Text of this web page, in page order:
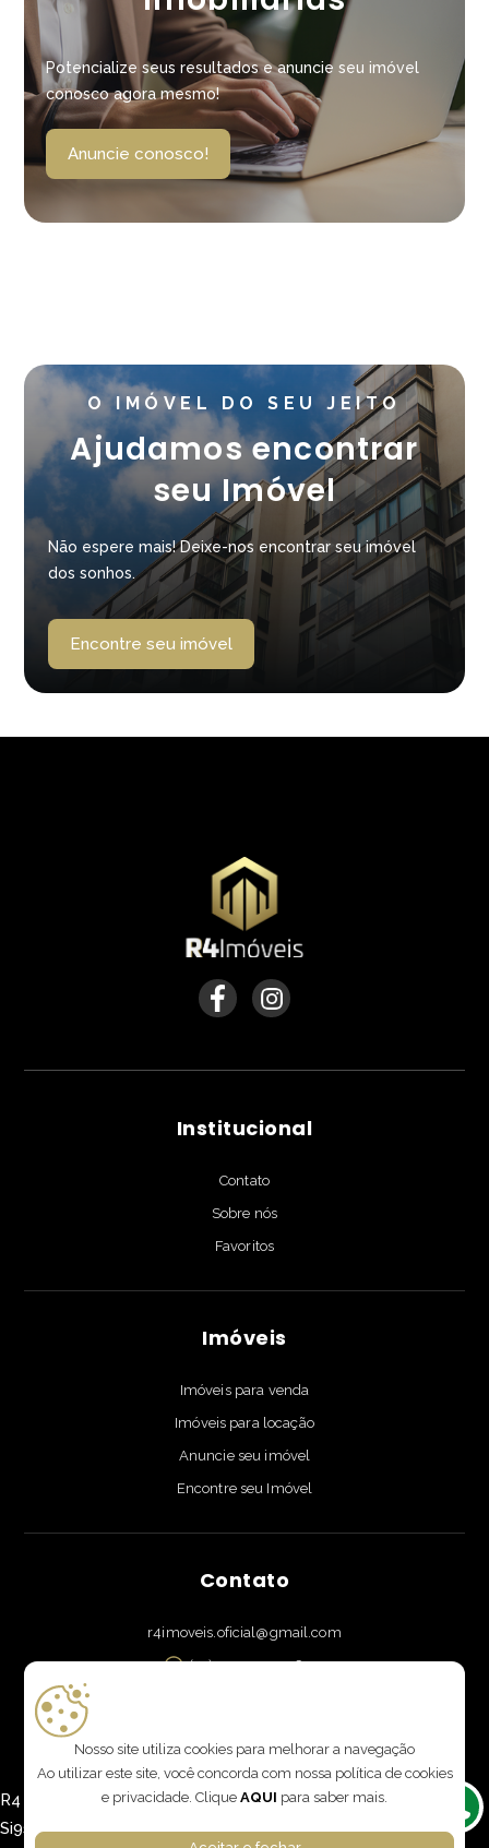
Nosso site utiliza cookies para melhorar a navegação
Ao utilizar este site, você concorda com nossa política de cookies
e privacidade. Clique AQUI para saber mais.
Potencialize seus resultados e anuncie seu imóvel
conosco agora mesmo!
Anuncie conosco!
O IMÓVEL DO SEU JEITO
Ajudamos encontrar
seu Imóvel
Não espere mais! Deixe-nos encontrar seu imóvel
dos sonhos.
Encontre seu imóvel
Institucional
Contato
Sobre nós
Favoritos
Imóveis
Imóveis para venda
Imóveis para locação
Anuncie seu imóvel
Encontre seu Imóvel
Contato
r4imoveis.oficial@gmail.com
(41) 9 9959-9576
Rua Doutor Brasílio Vicente de Castro 111, sala 901, Campo
R4 Imóveis 2026 | CRECI: J 8352 | Desenvolvido por
Si9sistemas